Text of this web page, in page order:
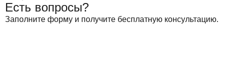
Есть вопросы?
Заполните форму и получите бесплатную консультацию.